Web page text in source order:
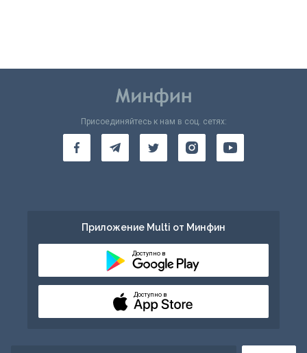
Присоединяйтесь к нам в соц. сетях:
Приложение Multi от Минфин
Доступно в
Доступно в